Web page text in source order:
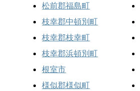
松前郡福島町
枝幸郡中頓別町
枝幸郡枝幸町
枝幸郡浜頓別町
根室市
様似郡様似町